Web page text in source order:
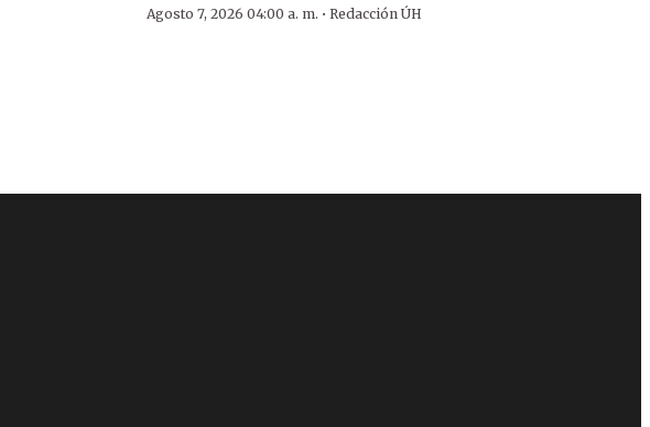
Agosto 7, 2026 04:00 a. m. · Redacción ÚH